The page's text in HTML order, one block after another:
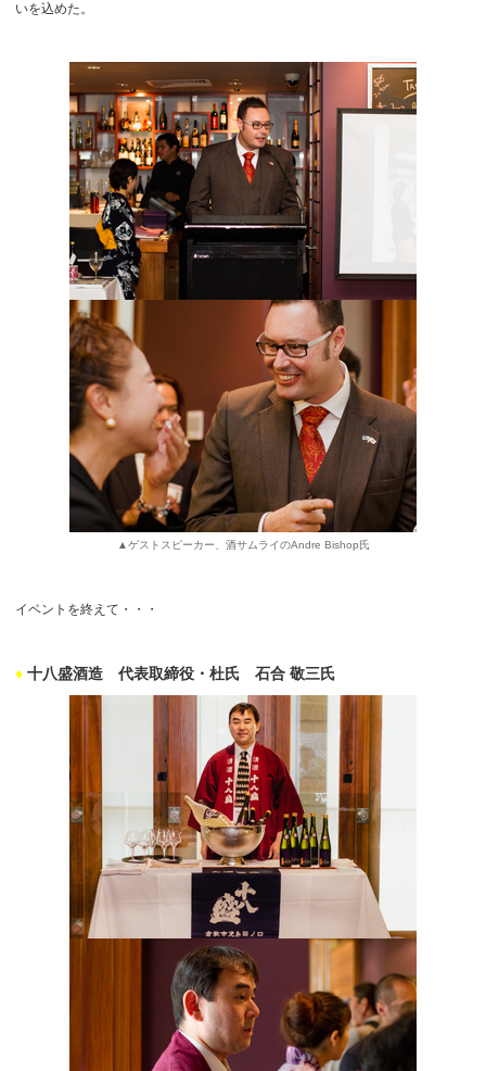
いを込めた。
▲ゲストスピーカー、酒サムライのAndre Bishop氏
イベントを終えて・・・
♦ 十八盛酒造 代表取締役・杜氏 石合 敬三氏